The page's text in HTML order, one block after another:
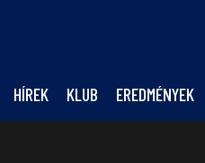
HÍREK KLUB EREDMÉNYEK